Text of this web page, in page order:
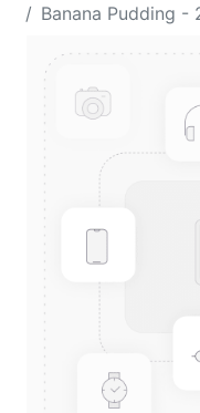
Banana Pudding -